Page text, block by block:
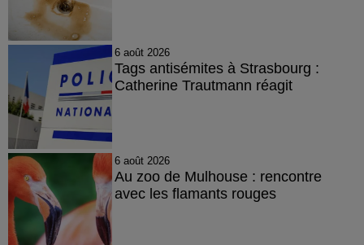
6 août 2026
Tags antisémites à Strasbourg :
Catherine Trautmann réagit
6 août 2026
Au zoo de Mulhouse : rencontre
avec les flamants rouges